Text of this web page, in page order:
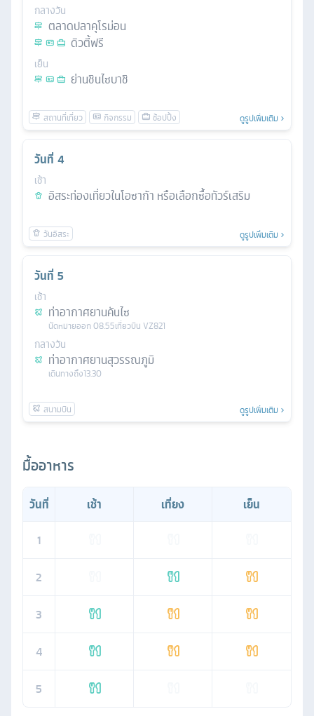
กลางวัน
ตลาดปลาคุโรม่อน
ดิวตี้ฟรี
เย็น
ย่านชินไซบาชิ
ดูรูปเพิ่มเติม
วันที่ 4
เช้า
อิสระท่องเที่ยวในโอซาก้า หรือเลือกซื้อทัวร์เสริม
ดูรูปเพิ่มเติม
วันที่ 5
เช้า
ท่าอากาศยานคันไซ
นัดหมายออก08.55เที่ยวบิน VZ821
กลางวัน
ท่าอากาศยานสุวรรณภูมิ
เดินทางถึง13.30
ดูรูปเพิ่มเติม
มื้ออาหาร
วันที่ เช้า เที่ยง
เย็น
1
2
3
4
5